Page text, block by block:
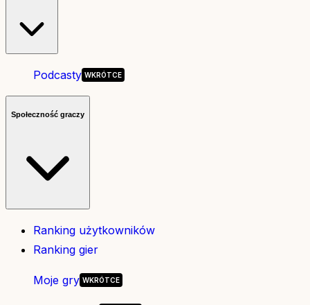
Podcasty
Społeczność graczy
Ranking użytkowników
Ranking gier
Moje gry